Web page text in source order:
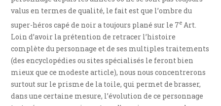
valus en termes de qualité, le fait est que l’ombre du
super-héros capé de noir a toujours plané sur le 7e Art.
Loin d’avoir la prétention de retracer l’histoire
complète du personnage et de ses multiples traitements
(des encyclopédies ou sites spécialisés le feront bien
mieux que ce modeste article), nous nous concentrerons
surtout sur le prisme de la toile, qui permet de brasser,
dans une certaine mesure, l’évolution de ce personnage